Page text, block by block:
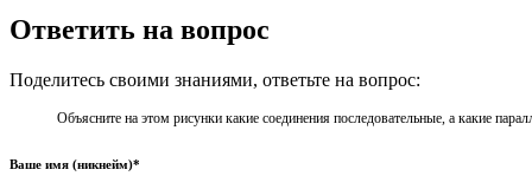
Ответить на вопрос
Поделитесь своими знаниями, ответьте на вопрос:
Объясните на этом рисунки какие соединения последовательные, а какие
Ваше имя (никнейм)*